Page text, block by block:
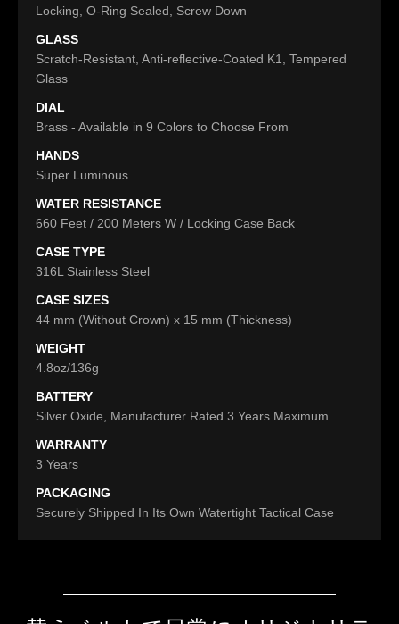
Locking, O-Ring Sealed, Screw Down
GLASS
Scratch-Resistant, Anti-reflective-Coated K1, Tempered
Glass
DIAL
Brass - Available in 9 Colors to Choose From
HANDS
Super Luminous
WATER RESISTANCE
660 Feet / 200 Meters W / Locking Case Back
CASE TYPE
316L Stainless Steel
CASE SIZES
44 mm (Without Crown) x 15 mm (Thickness)
WEIGHT
4.8oz/136g
BATTERY
Silver Oxide, Manufacturer Rated 3 Years Maximum
WARRANTY
3 Years
PACKAGING
Securely Shipped In Its Own Watertight Tactical Case